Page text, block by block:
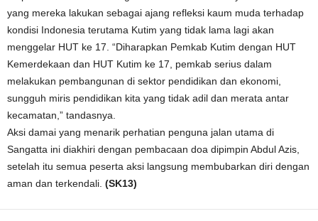
yang mereka lakukan sebagai ajang refleksi kaum muda terhadap
kondisi Indonesia terutama Kutim yang tidak lama lagi akan
menggelar HUT ke 17. “Diharapkan Pemkab Kutim dengan HUT
Kemerdekaan dan HUT Kutim ke 17, pemkab serius dalam
melakukan pembangunan di sektor pendidikan dan ekonomi,
sungguh miris pendidikan kita yang tidak adil dan merata antar
kecamatan,” tandasnya.
Aksi damai yang menarik perhatian penguna jalan utama di
Sangatta ini diakhiri dengan pembacaan doa dipimpin Abdul Azis,
setelah itu semua peserta aksi langsung membubarkan diri dengan
aman dan terkendali. (SK13)